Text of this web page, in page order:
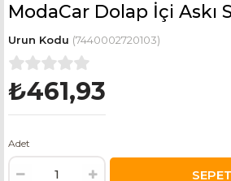
(7440002720103)
₺461,93
Adet